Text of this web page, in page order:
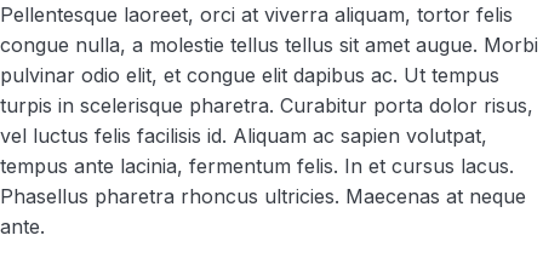
Pellentesque laoreet, orci at viverra aliquam, tortor felis
congue nulla, a molestie tellus tellus sit amet augue. Morbi
pulvinar odio elit, et congue elit dapibus ac. Ut tempus
turpis in scelerisque pharetra. Curabitur porta dolor risus,
vel luctus felis facilisis id. Aliquam ac sapien volutpat,
tempus ante lacinia, fermentum felis. In et cursus lacus.
Phasellus pharetra rhoncus ultricies. Maecenas at neque
ante.